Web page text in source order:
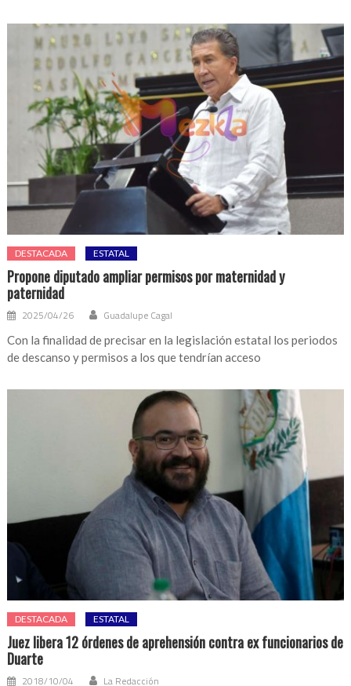
DESTACADA ESTATAL
Propone diputado ampliar permisos por maternidad y
paternidad
2025/04/26 Guadalupe Cagal
Con la finalidad de precisar en la legislación estatal los periodos
de descanso y permisos a los que tendrían acceso
DESTACADA ESTATAL
Juez libera 12 órdenes de aprehensión contra ex funcionarios de
Duarte
2018/10/04 La Redacción